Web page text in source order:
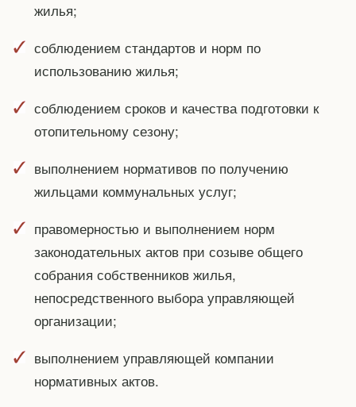
жилья;
соблюдением стандартов и норм по
использованию жилья;
соблюдением сроков и качества подготовки к
отопительному сезону;
выполнением нормативов по получению
жильцами коммунальных услуг;
правомерностью и выполнением норм
законодательных актов при созыве общего
собрания собственников жилья,
непосредственного выбора управляющей
организации;
выполнением управляющей компании
нормативных актов.